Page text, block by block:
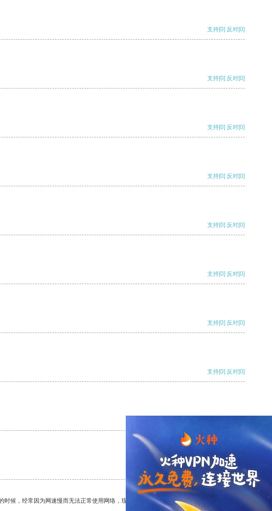
支持[0] 反对[0]
支持[0] 反对[0]
支持[0] 反对[0]
支持[0] 反对[0]
支持[0] 反对[0]
支持[0] 反对[0]
支持[0] 反对[0]
支持[0] 反对[0]
支持 [0] 反对 [0]
候，经常因为网速慢而无法正常使用网络，现在有了这个app，我再也不用担心了。